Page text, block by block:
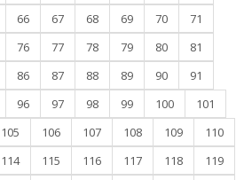
66 67 68 69 70
71
76 77 78 79 80
81
86 87 88 89 90
91
96 97 98 99 100
101
105 106 107 108 109
110
114 115 116 117 118
119